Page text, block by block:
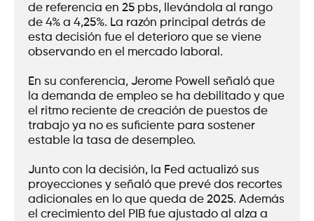
de referencia en 25 pbs, llevándola al rango
de 4% a 4,25%. La razón principal detrás de
esta decisión fue el deterioro que se viene
observando en el mercado laboral.
En su conferencia, Jerome Powell señaló que
la demanda de empleo se ha debilitado y que
el ritmo reciente de creación de puestos de
trabajo ya no es suficiente para sostener
estable la tasa de desempleo.
Junto con la decisión, la Fed actualizó sus
proyecciones y señaló que prevé dos recortes
adicionales en lo que queda de 2025. Además
el crecimiento del PIB fue ajustado al alza a